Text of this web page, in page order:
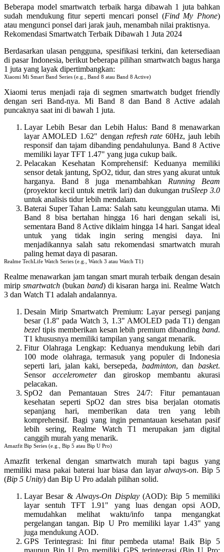
Beberapa model smartwatch terbaik harga dibawah 1 jutabahkan
sudah mendukung fitur seperti mencari ponsel (Find My Phone)
atau mengunci ponsel dari jarak jauh, menambah nilai praktisnya.
Rekomendasi Smartwatch Terbaik Dibawah 1 Juta 2024
Berdasarkan ulasan pengguna, spesifikasi terkini, dan ketersediaan
di pasar Indonesia, berikut beberapa pilihan smartwatch bagus harga
1 juta yang layak dipertimbangkan:
Xiaomi Mi Smart Band Series (e.g., Band 8 atau Band 8 Active)
Xiaomi terus menjadi raja di segmen smartwatch budget friendly
dengan seri Band-nya.Mi Band 8dan Band 8 Activeadalah
puncaknya saat ini di bawah 1 juta.
Layar Lebih Besar dan Lebih Halus: Band 8 menawarkan
layar AMOLED 1.62" dengan refresh rate 60Hz, jauh lebih
responsif dan tajam dibanding pendahulunya. Band 8 Active
memiliki layar TFT 1.47" yang juga cukup baik.
Pelacakan Kesehatan Komprehensif: Keduanya memiliki
sensor detak jantung, SpO2, tidur, dan stres yang akurat untuk
harganya. Band 8 juga menambahkan Running Beam
(proyektor kecil untuk metrik lari) dan dukungantruSleep 3.0
untuk analisis tidur lebih mendalam.
Baterai Super Tahan Lama: Salah satu keunggulan utama. Mi
Band 8 bisa bertahan hingga 16 hari dengan sekali isi,
sementara Band 8 Active diklaim hingga 14 hari. Sangat ideal
untuk yang tidak ingin sering mengisi daya. Ini
menjadikannya salah satu rekomendasi smartwatch murah
paling hemat daya di pasaran.
Realme TechLife Watch Series (e.g., Watch 3 atau Watch T1)
Realme menawarkan jam tangan smart murah terbaik dengan desain
mirip smartwatch(bukan band) di kisaran harga ini.Realme Watch
3 dan Watch T1 adalah andalannya.
Desain Mirip Smartwatch Premium: Layar persegi panjang
besar (1.8" pada Watch 3, 1.3" AMOLED pada T1) dengan
bezel tipis memberikan kesan lebih premium dibanding band.
T1 khususnya memiliki tampilan yang sangat menarik.
Fitur Olahraga Lengkap: Keduanya mendukung lebih dari
100 mode olahraga, termasuk yang populer di Indonesia
seperti lari, jalan kaki, bersepeda, badminton, danbasket.
Sensoraccelerometerdan giroskop membantu akurasi
pelacakan.
SpO2 dan Pemantauan Stres 24/7: Fitur pemantauan
kesehatan seperti SpO2 dan stres bisa berjalan otomatis
sepanjang hari, memberikan data tren yang lebih
komprehensif. Bagi yang ingin pemantauan kesehatan pasif
lebih sering, Realme Watch T1 merupakan jam digital
canggih murah yang menarik.
Amazfit Bip Series (e.g., Bip 5 atau Bip U Pro)
Amazfit terkenal dengansmartwatch murah tapi bagus yang
memiliki masa pakai baterai luar biasa dan layaralways-on.Bip 5
(Bip 5 Unity) dan Bip U Pro adalah pilihan solid.
Layar Besar &Always-On Display(AOD): Bip 5 memiliki
layar sentuh TFT 1.91" yang luas dengan opsi AOD,
memudahkan melihat waktu/info tanpa mengangkat
pergelangan tangan. Bip U Pro memiliki layar 1.43" yang
juga mendukung AOD.
GPS Terintegrasi: Ini fitur pembeda utama! Baik Bip 5